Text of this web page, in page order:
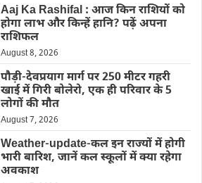
Aaj Ka Rashifal : आज किन राशियों को
होगा लाभ और किन्हें हानि? पढ़ें अपना
राशिफल
August 8, 2026
पौड़ी-देवप्रयाग मार्ग पर 250 मीटर गहरी
खाई में गिरी बोलेरो, एक ही परिवार के 5
लोगों की मौत
August 7, 2026
Weather-update-कल इन राज्यों में होगी
भारी बारिश, जानें कल स्कूलों में क्या रहेगा
अवकाश